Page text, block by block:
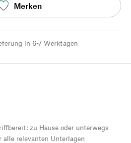
Merken
in 6-7 Werktagen
zu Hause oder unterwegs
alle relevanten Unterlagen